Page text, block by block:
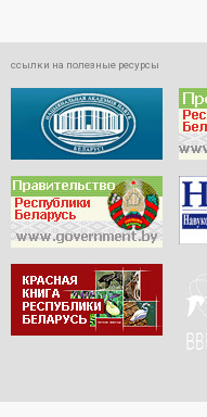
ссылки на полезные ресурсы